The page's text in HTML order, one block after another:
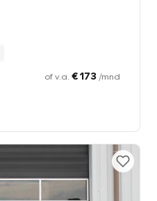
of v.a. € 173 /mnd